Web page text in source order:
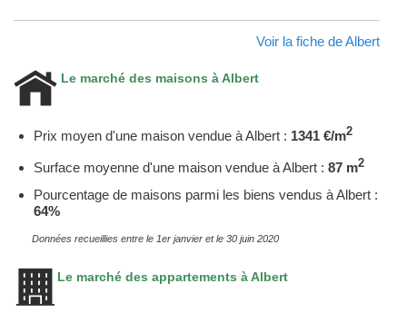
Voir la fiche de Albert
Le marché des maisons à Albert
Prix moyen d'une maison vendue à Albert : 1341 €/m2
Surface moyenne d'une maison vendue à Albert : 87 m2
Pourcentage de maisons parmi les biens vendus à Albert :
64%
Données recueillies entre le 1er janvier et le 30 juin 2020
Le marché des appartements à Albert